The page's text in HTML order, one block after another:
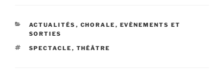
CATÉGORIES
ACTUALITÉS , CHORALE , EVÈNEMENTS ET
SORTIES
ÉTIQUETTES
SPECTACLE , THÉÂTRE